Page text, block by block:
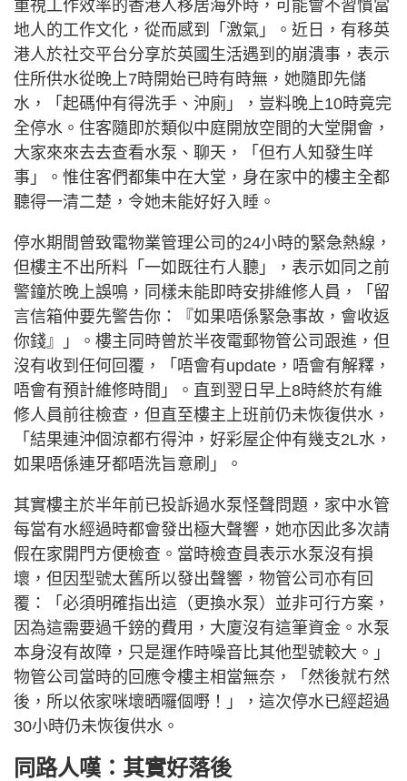
重視工作效率的香港人移居海外時，可能會不習慣當
地人的工作文化，從而感到「激氣」。近日，有移英
港人於社交平台分享於英國生活遇到的崩潰事，表示
住所供水從晚上7時開始已時有時無，她隨即先儲
水，「起碼仲有得洗手、沖廁」，豈料晚上10時竟完
全停水。住客隨即於類似中庭開放空間的大堂開會，
大家來來去去查看水泵、聊天，「但冇人知發生咩
事」。惟住客們都集中在大堂，身在家中的樓主全都
聽得一清二楚，令她未能好好入睡。
停水期間曾致電物業管理公司的24小時的緊急熱線，
但樓主不出所料「一如既往冇人聽」，表示如同之前
警鐘於晚上誤鳴，同樣未能即時安排維修人員，「留
言信箱仲要先警告你：『如果唔係緊急事故，會收返
你錢』」。樓主同時曾於半夜電郵物管公司跟進，但
沒有收到任何回覆，「唔會有update，唔會有解釋，
唔會有預計維修時間」。直到翌日早上8時終於有維
修人員前往檢查，但直至樓主上班前仍未恢復供水，
「結果連沖個涼都冇得沖，好彩屋企仲有幾支2L水，
如果唔係連牙都唔洗旨意刷」。
其實樓主於半年前已投訴過水泵怪聲問題，家中水管
每當有水經過時都會發出極大聲響，她亦因此多次請
假在家開門方便檢查。當時檢查員表示水泵沒有損
壞，但因型號太舊所以發出聲響，物管公司亦有回
覆：「必須明確指出這（更換水泵）並非可行方案，
因為這需要過千鎊的費用，大廈沒有這筆資金。水泵
本身沒有故障，只是運作時噪音比其他型號較大。」
物管公司當時的回應令樓主相當無奈，「然後就冇然
後，所以依家咪壞晒囉個嘢！」，這次停水已經超過
30小時仍未恢復供水。
同路人嘆：其實好落後